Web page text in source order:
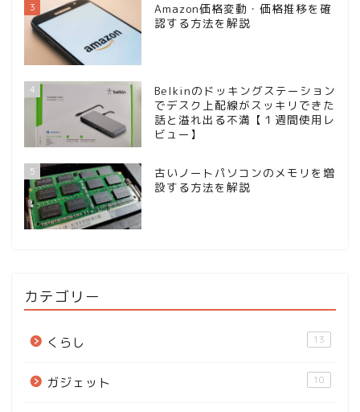
3
Amazon価格変動・価格推移を確
認する方法を解説
4
Belkinのドッキングステーション
でデスク上配線がスッキリできた
話と溢れ出る不満【１週間使用レ
ビュー】
5
古いノートパソコンのメモリを増
設する方法を解説
カテゴリー
くらし 13
ガジェット 10